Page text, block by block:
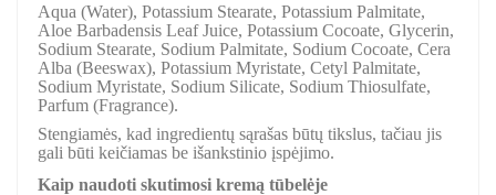
Aqua (Water), Potassium Stearate, Potassium Palmitate,
Aloe Barbadensis Leaf Juice, Potassium Cocoate, Glycerin,
Sodium Stearate, Sodium Palmitate, Sodium Cocoate, Cera
Alba (Beeswax), Potassium Myristate, Cetyl Palmitate,
Sodium Myristate, Sodium Silicate, Sodium Thiosulfate,
Parfum (Fragrance).
Stengiamės, kad ingredientų sąrašas būtų tikslus, tačiau jis
gali būti keičiamas be išankstinio įspėjimo.
Kaip naudoti skutimosi kremą tūbelėje